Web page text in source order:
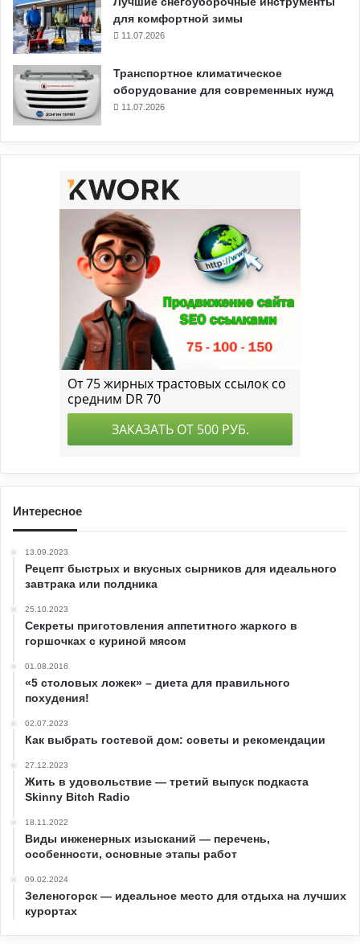
для комфортной зимы
11.07.2026
Транспортное климатическое
оборудование для современных нужд
11.07.2026
Интересное
13.09.2023
Рецепт быстрых и вкусных сырников для идеального
завтрака или полдника
25.10.2023
Секреты приготовления аппетитного жаркого в
горшочках с куриной мясом
01.08.2016
«5 столовых ложек» – диета для правильного
похудения!
02.07.2023
Как выбрать гостевой дом: советы и рекомендации
27.12.2023
Жить в удовольствие — третий выпуск подкаста
Skinny Bitch Radio
18.11.2022
Виды инженерных изысканий — перечень,
особенности, основные этапы работ
09.02.2024
Зеленогорск — идеальное место для отдыха на лучших
курортах